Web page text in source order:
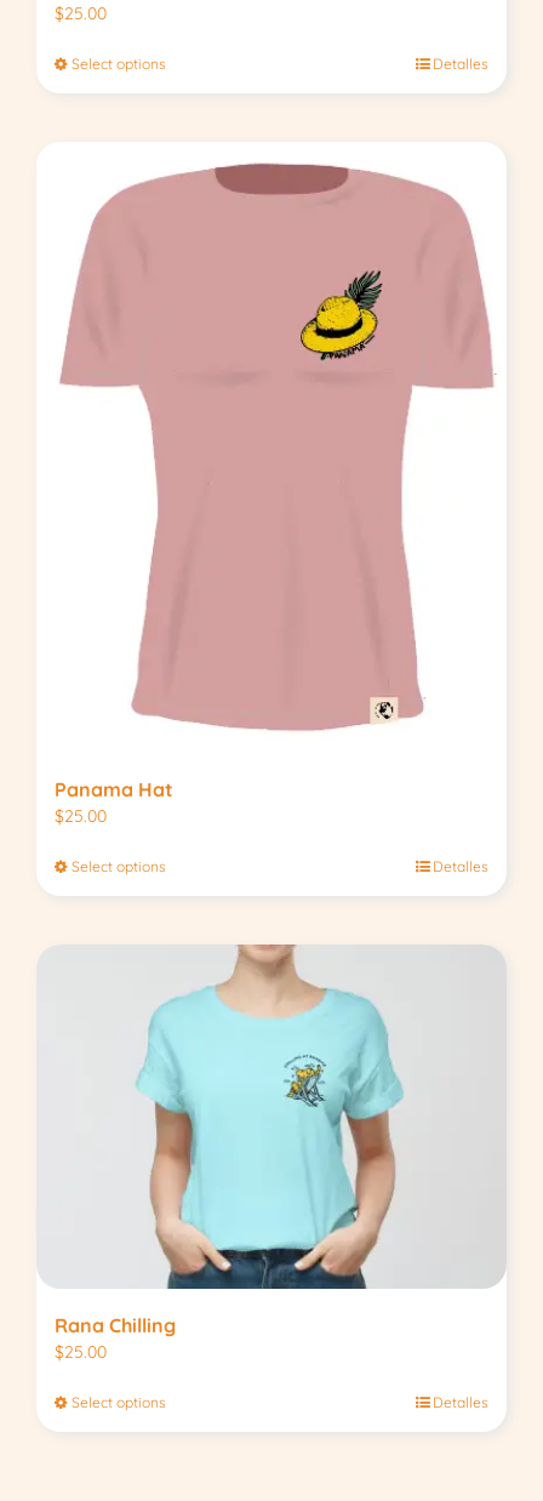
$25.00
Select options Detalles
Panama Hat
$25.00
Select options Detalles
Rana Chilling
$25.00
Select options Detalles